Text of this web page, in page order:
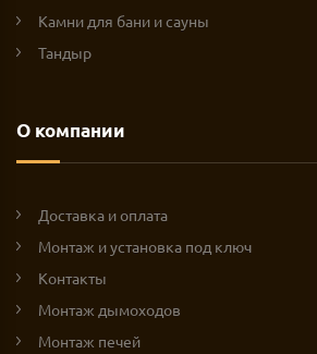
Камни для бани и сауны
Тандыр
О компании
Доставка и оплата
Монтаж и установка под ключ
Контакты
Монтаж дымоходов
Монтаж печей